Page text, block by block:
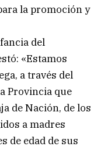
la promoción y
del
«Estamos
a través del
Provincia que
de Nación, de los
a madres
de edad de sus